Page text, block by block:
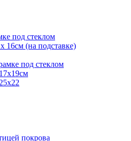
под стеклом
16см (на подставке)
под стеклом
покрова